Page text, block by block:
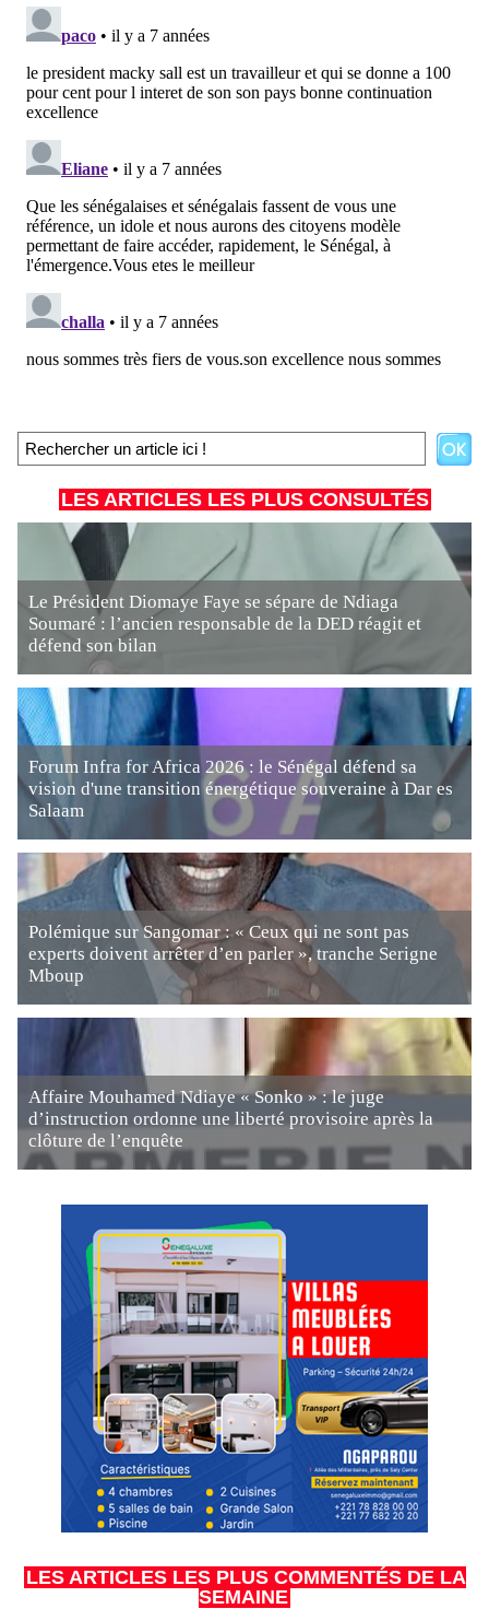
LES ARTICLES LES PLUS CONSULTÉS
Le Président Diomaye Faye se sépare de Ndiaga
Soumaré : l’ancien responsable de la DED réagit et
défend son bilan
Forum Infra for Africa 2026 : le Sénégal défend sa
vision d'une transition énergétique souveraine à Dar es
Salaam
Polémique sur Sangomar : « Ceux qui ne sont pas
experts doivent arrêter d’en parler », tranche Serigne
Mboup
Affaire Mouhamed Ndiaye « Sonko » : le juge
d’instruction ordonne une liberté provisoire après la
clôture de l’enquête
LES ARTICLES LES PLUS COMMENTÉS DE LA
SEMAINE